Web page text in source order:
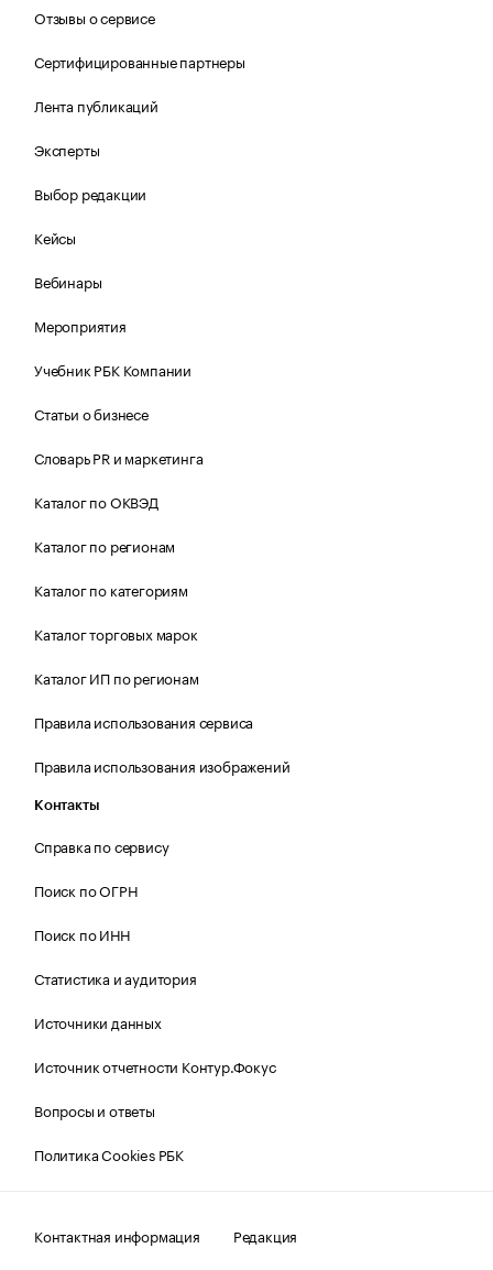
Отзывы о сервисе
Сертифицированные партнеры
Лента публикаций
Эксперты
Выбор редакции
Кейсы
Вебинары
Мероприятия
Учебник РБК Компании
Статьи о бизнесе
Словарь PR и маркетинга
Каталог по ОКВЭД
Каталог по регионам
Каталог по категориям
Каталог торговых марок
Каталог ИП по регионам
Правила использования сервиса
Правила использования изображений
Контакты
Справка по сервису
Поиск по ОГРН
Поиск по ИНН
Статистика и аудитория
Источники данных
Источник отчетности Контур.Фокус
Вопросы и ответы
Политика Cookies РБК
Контактная информация
Редакция